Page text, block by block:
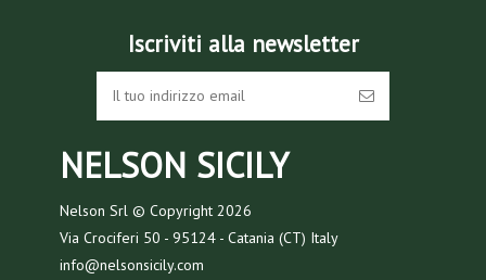
Iscriviti alla newsletter
NELSON SICILY
Nelson Srl © Copyright2026
Via Crociferi 50 - 95124 - Catania (CT) Italy
info@nelsonsicily.com